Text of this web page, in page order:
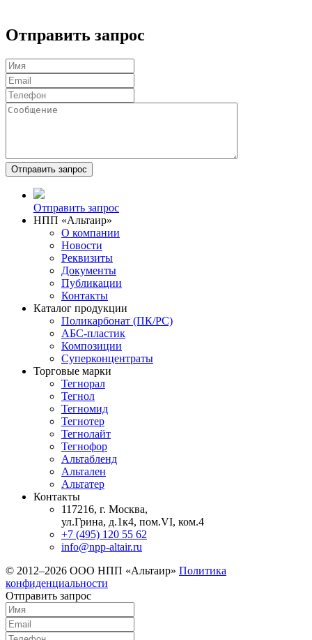
Отправить запрос
Отправить запрос
НПП «Альтаир»
О компании
Новости
Реквизиты
Документы
Публикации
Контакты
Каталог продукции
Поликарбонат (ПК/PC)
АБС-пластик
Композиции
Суперконцентраты
Торговые марки
Тегнорал
Тегнол
Тегномид
Тегнотер
Тегнолайт
Тегнофор
Альтабленд
Альтален
Альтатер
Контакты
117216, г. Москва,
ул.Грина, д.1к4, пом.VI, ком.4
+7 (495) 120 55 62
info@npp-altair.ru
© 2012–2026 ООО НПП «Альтаир» Политика
конфиденциальности
Отправить запрос